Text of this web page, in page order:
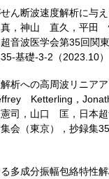
ん断波速度解析に与
，神山 直久，平田
音波医学会第35回関
基礎-3-2（2023.10）
析への高周波リニア
Ketterling，
司，山口 匡，日本超
会（東京），抄録集
多成分振幅包絡特性